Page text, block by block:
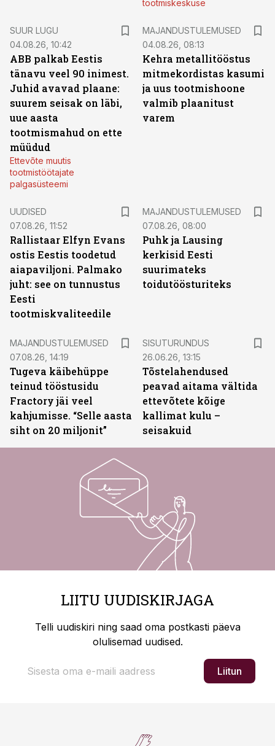
tootmiskeskuse
SUUR LUGU
04.08.26, 10:42
ABB palkab Eestis
tänavu veel 90 inimest.
Juhid avavad plaane:
suurem seisak on läbi,
uue aasta
tootmismahud on ette
müüdud
Ettevõte muutis
tootmistöötajate
palgasüsteemi
MAJANDUSTULEMUSED
04.08.26, 08:13
Kehra metallitööstus
mitmekordistas kasumi
ja uus tootmishoone
valmib plaanitust
varem
UUDISED
07.08.26, 11:52
Rallistaar Elfyn Evans
ostis Eestis toodetud
aiapaviljoni. Palmako
juht: see on tunnustus
Eesti
tootmiskvaliteedile
MAJANDUSTULEMUSED
07.08.26, 08:00
Puhk ja Lausing
kerkisid Eesti
suurimateks
toidutöösturiteks
MAJANDUSTULEMUSED
07.08.26, 14:19
Tugeva käibehüppe
teinud tööstusidu
Fractory jäi veel
kahjumisse. “Selle aasta
siht on 20 miljonit”
SISUTURUNDUS
26.06.26, 13:15
Tõstelahendused
peavad aitama vältida
ettevõtete kõige
kallimat kulu –
seisakuid
LIITU UUDISKIRJAGA
Telli uudiskiri ning saad oma postkasti päeva
olulisemad uudised.
Liitun